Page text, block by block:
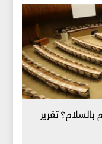
تقرير